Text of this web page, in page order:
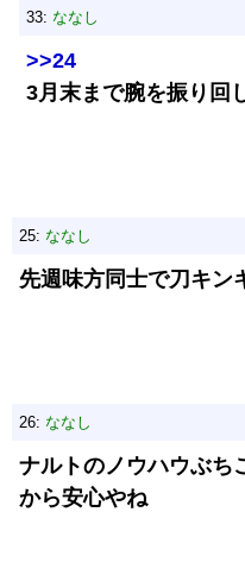
33: ななし
>>24
3月末まで腕を振り回
25: ななし
先週味方同士で刀キン
26: ななし
ナルトのノウハウぶち
から安心やね